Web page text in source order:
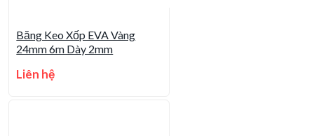
Băng Keo Xốp EVA Vàng
24mm 6m Dày 2mm
Liên hệ